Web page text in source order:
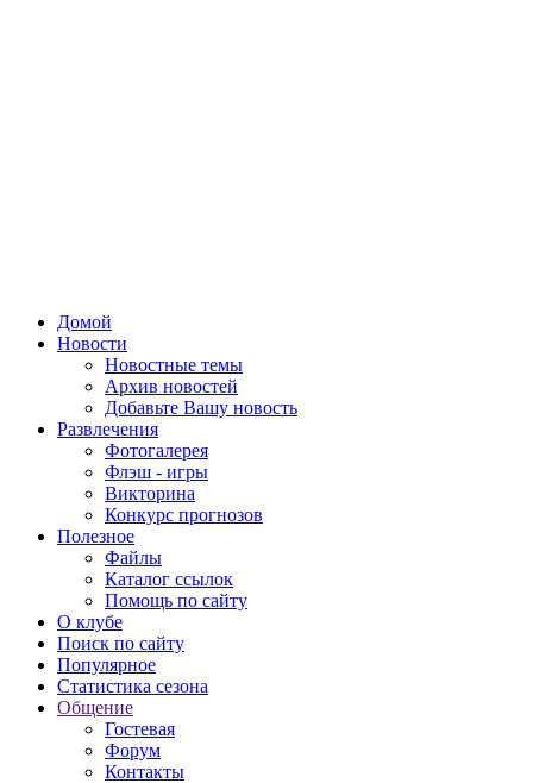
Домой
Новости
Новостные темы
Архив новостей
Добавьте Вашу новость
Развлечения
Фотогалерея
Флэш - игры
Викторина
Конкурс прогнозов
Полезное
Файлы
Каталог ссылок
Помощь по сайту
О клубе
Поиск по сайту
Популярное
Статистика сезона
Общение
Гостевая
Форум
Контакты